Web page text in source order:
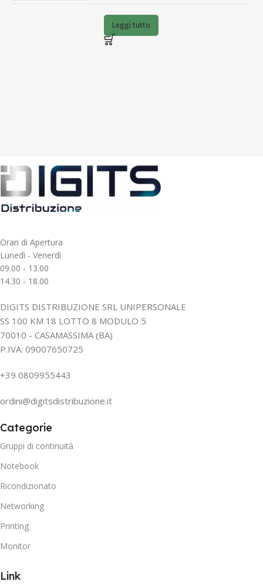
Leggi tutto
Orari di Apertura
Lunedì - Venerdì
09.00 - 13.00
14.30 - 18.00
DIGITS DISTRIBUZIONE SRL UNIPERSONALE
SS 100 KM 18 LOTTO 8 MODULO 5
70010 - CASAMASSIMA (BA)
P.IVA: 09007650725
+39 0809955443
ordini@digitsdistribuzione.it
Categorie
Gruppi di continuità
Notebook
Ricondizionato
Networking
Printing
Monitor
Link